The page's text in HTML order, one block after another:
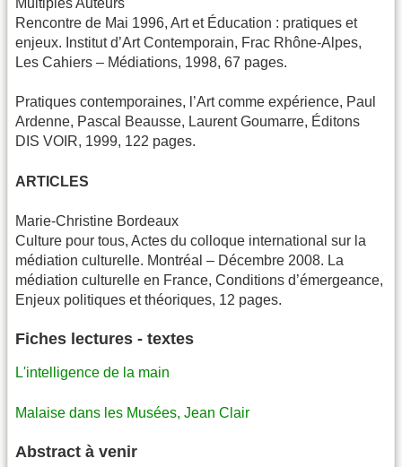
Rencontre de Mai 1996, Art et Éducation : pratiques et
enjeux. Institut d’Art Contemporain, Frac Rhône-Alpes,
Les Cahiers – Médiations, 1998, 67 pages.
Pratiques contemporaines, l’Art comme expérience, Paul
Ardenne, Pascal Beausse, Laurent Goumarre, Éditons
DIS VOIR, 1999, 122 pages.
ARTICLES
Marie-Christine Bordeaux
Culture pour tous, Actes du colloque international sur la
médiation culturelle. Montréal – Décembre 2008. La
médiation culturelle en France, Conditions d’émergeance,
Enjeux politiques et théoriques, 12 pages.
Fiches lectures - textes
L'intelligence de la main
Malaise dans les Musées, Jean Clair
Abstract à venir